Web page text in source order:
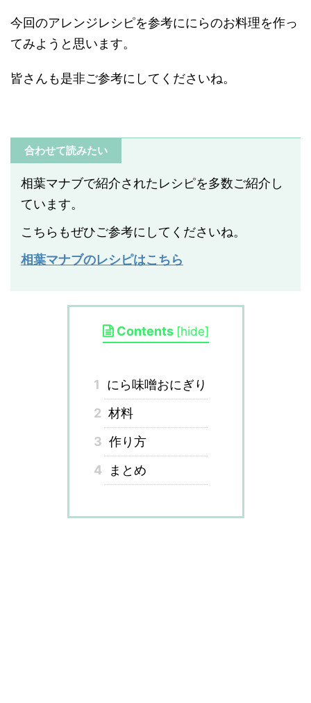
今回のアレンジレシピを参考ににらのお料理を作っ
てみようと思います。
皆さんも是非ご参考にしてくださいね。
合わせて読みたい
相葉マナブで紹介されたレシピを多数ご紹介し
ています。
こちらもぜひご参考にしてくださいね。
相葉マナブのレシピはこちら
Contents [hide]
1
にら味噌おにぎり
2 材料
3 作り方
4
まとめ